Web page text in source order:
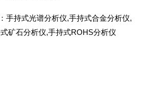
手持式光谱分析仪,手持式合金分析仪,
矿石分析仪,手持式ROHS分析仪